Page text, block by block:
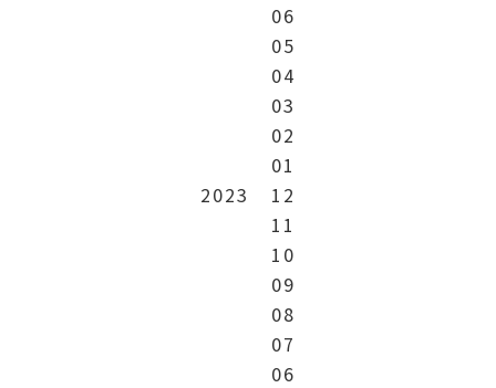
06
05
04
03
02
01
2023
12
11
10
09
08
07
06